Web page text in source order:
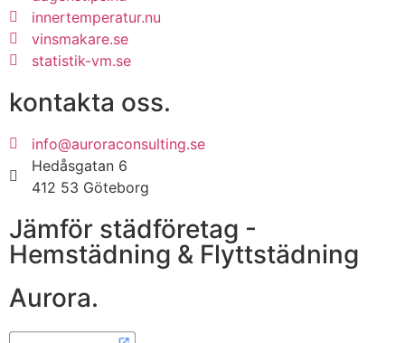
innertemperatur.nu
vinsmakare.se
statistik-vm.se
kontakta oss.
info@auroraconsulting.se
Hedåsgatan 6
412 53 Göteborg
Jämför städföretag -
Hemstädning & Flyttstädning
Aurora.